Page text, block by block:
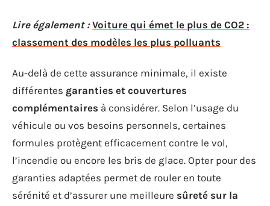
Lire également : Voiture qui émet le plus de CO2 :
classement des modèles les plus polluants
Au-delà de cette assurance minimale, il existe
différentes garanties et couvertures
complémentaires à considérer. Selon l’usage du
véhicule ou vos besoins personnels, certaines
formules protègent efficacement contre le vol,
l’incendie ou encore les bris de glace. Opter pour des
garanties adaptées permet de rouler en toute
sérénité et d’assurer une meilleure sûreté sur la